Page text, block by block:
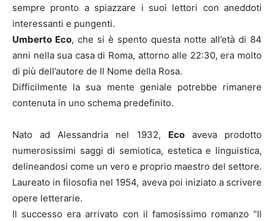
sempre pronto a spiazzare i suoi lettori con aneddoti
interessanti e pungenti.
Umberto Eco, che si è spento questa notte all’età di 84
anni nella sua casa di Roma, attorno alle 22:30, era molto
di più dell’autore de Il Nome della Rosa.
Difficilmente la sua mente geniale potrebbe rimanere
contenuta in uno schema predefinito.
Nato ad Alessandria nel 1932, Ecoaveva prodotto
numerosissimi saggi di semiotica, estetica e linguistica,
delineandosi come un vero e proprio maestro del settore.
Laureato in filosofia nel 1954, aveva poi iniziato a scrivere
opere letterarie.
Il successo era arrivato con il famosissimo romanzo “Il